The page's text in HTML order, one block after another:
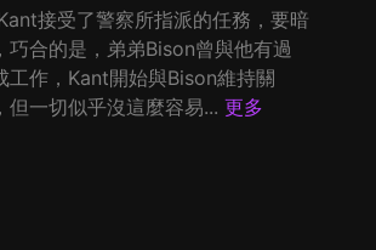
接受了警察所指派的任務，要暗
巧合的是，弟弟Bison曾與他有過
工作，Kant開始與Bison維持關
但一切似乎沒這麼容易... 更多